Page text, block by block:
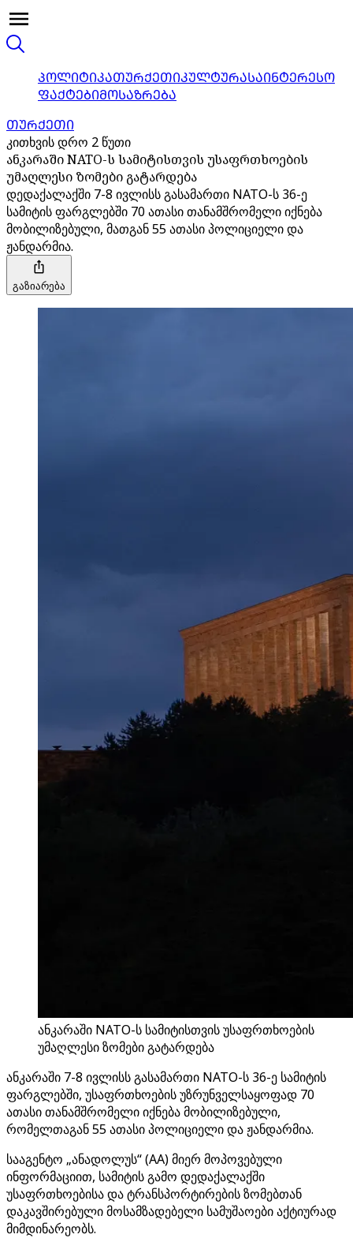
ᲞᲝᲚᲘᲢᲘᲙᲐᲗᲣᲠᲥᲔᲗᲘᲙᲣᲚᲢᲣᲠᲐᲡᲐᲘᲜᲢᲔᲠᲔᲡᲝ
ᲤᲐᲥᲢᲔᲑᲘᲛᲝᲡᲐᲖᲠᲔᲑᲐ
ᲗᲣᲠᲥᲔᲗᲘ
კითხვის დრო 2 წუთი
ანკარაში NATO-ს სამიტისთვის უსაფრთხოების
უმაღლესი ზომები გატარდება
დედაქალაქში 7-8 ივლისს გასამართი NATO-ს 36-ე
სამიტის ფარგლებში 70 ათასი თანამშრომელი იქნება
მობილიზებული, მათგან 55 ათასი პოლიციელი და
ჟანდარმია.
გაზიარება
ანკარაში NATO-ს სამიტისთვის უსაფრთხოების
უმაღლესი ზომები გატარდება
ანკარაში 7-8 ივლისს გასამართი NATO-ს 36-ე სამიტის
ფარგლებში, უსაფრთხოების უზრუნველსაყოფად 70
ათასი თანამშრომელი იქნება მობილიზებული,
რომელთაგან 55 ათასი პოლიციელი და ჟანდარმია.
სააგენტო „ანადოლუს“ (AA) მიერ მოპოვებული
ინფორმაციით, სამიტის გამო დედაქალაქში
უსაფრთხოებისა და ტრანსპორტირების ზომებთან
დაკავშირებული მოსამზადებელი სამუშაოები აქტიურად
მიმდინარეობს.